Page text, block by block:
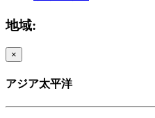
地域:
×
アジア太平洋